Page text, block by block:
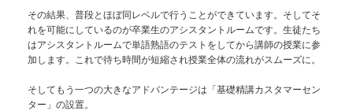
その結果、普段とほぼ同レベルで行うことができています。そしてそ
れを可能にしているのが卒業生のアシスタントルームです。生徒たち
はアシスタントルームで単語熟語のテストをしてから講師の授業に参
加します。これで待ち時間が短縮され授業全体の流れがスムーズに。
そしてもう一つの大きなアドバンテージは「基礎精講カスタマーセン
ター」の設置。